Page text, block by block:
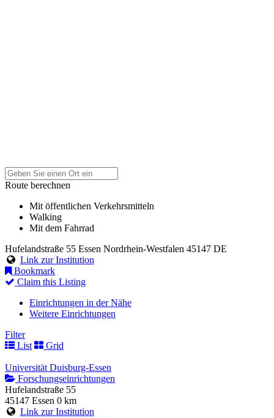
Route berechnen
Mit öffentlichen Verkehrsmitteln
Walking
Mit dem Fahrrad
Hufelandstraße 55 Essen Nordrhein-Westfalen 45147 DE
Link zur Institution
Bookmark
Claim this Listing
Einrichtungen in der Nähe
Weitere Einrichtungen
Filter
List
Grid
Universität Duisburg-Essen
Forschungseinrichtungen
Hufelandstraße 55
45147 Essen 0 km
Link zur Institution